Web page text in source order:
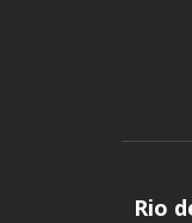
Rio